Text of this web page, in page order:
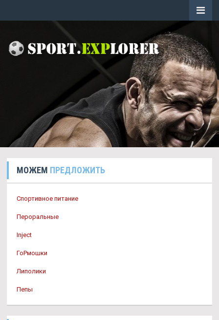
МОЖЕМ ПРЕДЛОЖИТЬ
Спортивное питание
Пероральные
Inject
ГоРмошки
Липолики
Пепы